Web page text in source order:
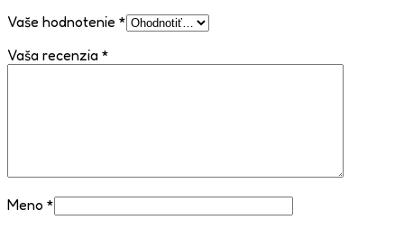
Vaše hodnotenie *
Vaša recenzia *
Meno *